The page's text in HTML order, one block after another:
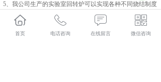
5、我公司生产的实验室回转炉可以实现各种不同烧结制度
下的煅烧。可以满足物料需要的不同升温速率以及恒温时
间以及降温时间。
集科研、生产、技术服务为一体的中建材(陕西)新材料装
首页 电话咨询 在线留言 微信咨询